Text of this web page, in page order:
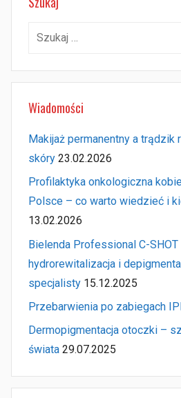
Szukaj:
Wiadomości
Makijaż permanentny a trądzik
skóry 23.02.2026
Profilaktyka onkologiczna
Polsce – co warto wiedzieć i
13.02.2026
Bielenda Professional C-
hydrorewitalizacja i
specjalisty 15.12.2025
Przebarwienia po zabiegach
Dermopigmentacja otoczki –
świata 29.07.2025